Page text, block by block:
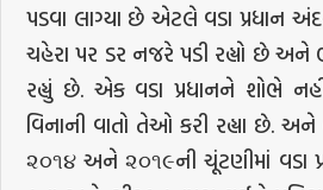
પડવા લાગ્યા છે એટલે વડા પ્રધાન
ચહેરા પર ડર નજરે પડી રહ્યો છે અને
રહ્યું છે. એક વડા પ્રધાનને શોભે
વિનાની વાતો તેઓ કરી રહ્યા છે.
૨૦૧૪ અને ૨૦૧૯ની ચૂંટણીમાં વડા